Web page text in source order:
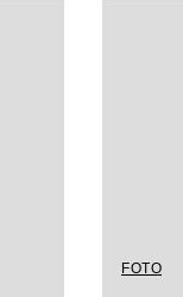
FOTO